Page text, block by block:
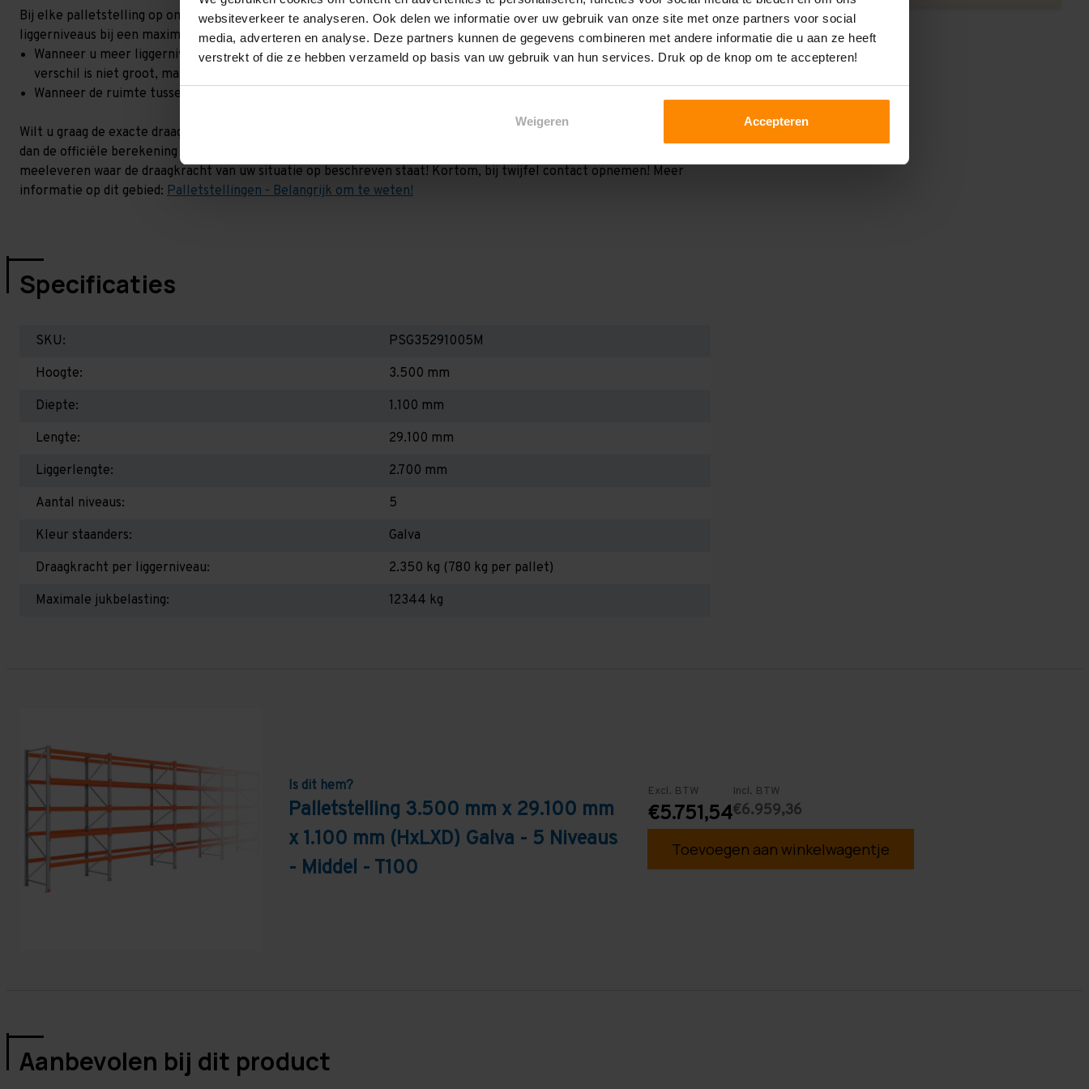
websiteverkeer te analyseren. Ook delen we informatie over uw gebruik van onze site met onze partners voor social
media, adverteren en analyse. Deze partners kunnen de gegevens combineren met andere informatie die u aan ze heeft
verstrekt of die ze hebben verzameld op basis van uw gebruik van hun services. Druk op de knop om te accepteren!
Weigeren Accepteren
Bij elke palletstelling op onze site, staat een draagkracht vermeld. Dit is de draagkracht berekend a.h.v. 2
liggerniveaus bij een maximale hoogteverschil. Goed om te weten:
Wanneer u meer liggerniveaus toevoegt, kan het zijn dat het draagvermogen per liggerniveau iets lager uit valt. Dit
verschil is niet groot, maar wel het beste om dit te laten berekenen!
Wanneer de ruimte tussen de liggerniveaus kleiner is dan 2,25 meter, valt de draagkracht juist iets hoger uit.
Wilt u graag de exacte draagkracht weten in uw situatie? Dan dient u even contact met ons op te nemen. Wij voeren
dan de officiële berekening uit. Dit doen we gratis en voor niets. Wij kunnen ook belastingbordjes of stickers
meeleveren waar de draagkracht van uw situatie op beschreven staat! Kortom, bij twijfel contact opnemen! Meer
informatie op dit gebied: Palletstellingen - Belangrijk om te weten!
Specificaties
SKU:
PSG35291005M
Hoogte:
3.500 mm
Diepte:
1.100 mm
Lengte:
29.100 mm
Liggerlengte:
2.700 mm
Aantal niveaus:
5
Kleur staanders:
Galva
Draagkracht per liggerniveau:
2.350 kg (780 kg per pallet)
Maximale jukbelasting:
12344 kg
Is dit hem?
Palletstelling 3.500 mm x 29.100 mm
x 1.100 mm (HxLXD) Galva - 5 Niveaus
- Middel - T100
Excl. BTW
€5.751,54
Incl. BTW
€6.959,36
Toevoegen aan winkelwagentje
Aanbevolen bij dit product